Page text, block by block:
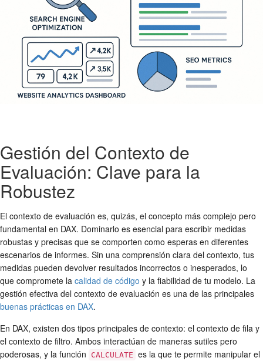
Gestión del Contexto de
Evaluación: Clave para la
Robustez
El contexto de evaluación es, quizás, el concepto más complejo pero
fundamental en DAX. Dominarlo es esencial para escribir medidas
robustas y precisas que se comporten como esperas en diferentes
escenarios de informes. Sin una comprensión clara del contexto, tus
medidas pueden devolver resultados incorrectos o inesperados, lo
que compromete la calidad de código y la fiabilidad de tu modelo. La
gestión efectiva del contexto de evaluación es una de las principales
buenas prácticas en DAX.
En DAX, existen dos tipos principales de contexto: el contexto de fila y
el contexto de filtro. Ambos interactúan de maneras sutiles pero
poderosas, y la función
CALCULATE es la que te permite manipular el